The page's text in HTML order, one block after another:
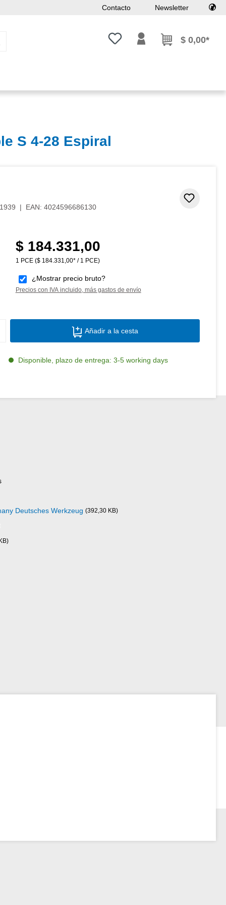
Contacto Newsletter
Tienes 0 artículos en tu lista de
$ 0,00*
S 4-28 Espiral
| EAN: 4024596686130
Precio normal:
$ 184.331,00
1 PCE ($ 184.331,00* / 1 PCE)
¿Mostrar precio bruto?
Precios con IVA incluido, más gastos de envío
Cantidad del producto: introduce la
Añadir a la cesta
Disponible, plazo de entrega: 3-5 working days
Deutsches Werkzeug (392,30 KB)